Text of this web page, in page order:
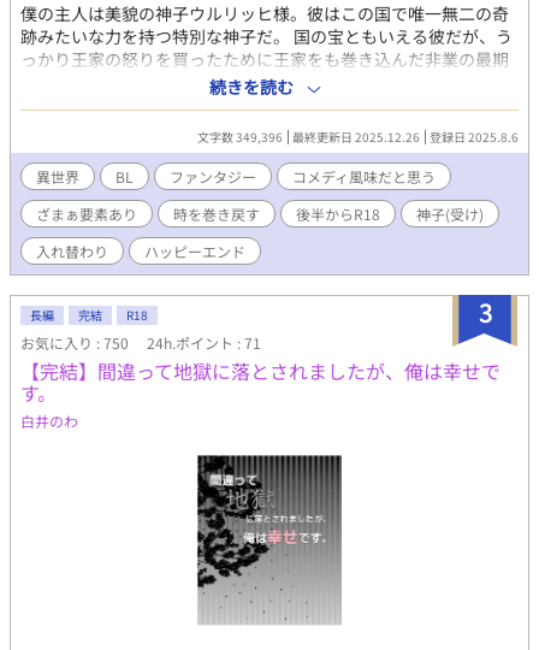
僕の主人は美貌の神子ウルリッヒ様。彼はこの国で唯一無二の奇
跡みたいな力を持つ特別な神子だ。 国の宝ともいえる彼だが、う
っかり王家の怒りを買ったために王家をも巻き込んだ非業の最期
を迎えることになる。 けれど主人はその奇跡のような力で、最後
の最後に僕を死の淵から助けてくれたのだ。 ウルリッヒ様が救っ
てくださった命…大切にしなければ…と思ったら。 なんのこっち
ゃー！ 目が覚めた僕は主人で主人は僕で。そのうえ悲劇のきっか
けとなった三年前にさかのぼってて。 そうして僕たちは入れ代わ
りの人生をやり直すことになる。 青春と恋と…そして時々仕返し
と。
続きを読む
文字数 349,396 最終更新日 2025.12.26 登録日 2025.8.6
異世界 BL ファンタジー
コメディ風味だと思う
ざまぁ要素あり
時を巻き戻す 後半からR18
神子(受け)
入れ替わり
ハッピーエンド
3
長編 完結 R18
お気に入り : 750 24h.ポイント : 71
【完結】間違って地獄に落とされましたが、俺は幸せで
す。
白井のわ